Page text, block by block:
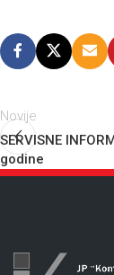
Novije
SERVISNE
godine